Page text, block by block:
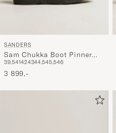
SANDERS
Sam Chukka Boot Pinner
Suede
39,541424344,545,546
3 899,-